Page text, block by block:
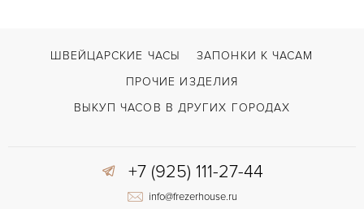
ШВЕЙЦАРСКИЕ ЧАСЫ
ЗАПОНКИ К ЧАСАМ
ПРОЧИЕ ИЗДЕЛИЯ
ВЫКУП ЧАСОВ В ДРУГИХ ГОРОДАХ
+7 (925) 111-27-44
info@frezerhouse.ru